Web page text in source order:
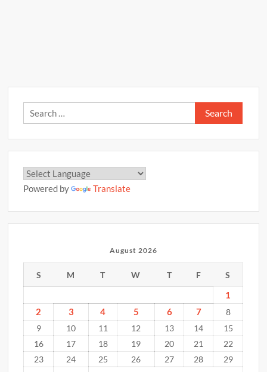
Search
for:
Powered by Translate
August 2026
S M T W T F S
1
2
3 4 5 6 7
8
9
10 11 12 13 14
15
16
17 18 19 20 21
22
23
24 25 26 27 28
29